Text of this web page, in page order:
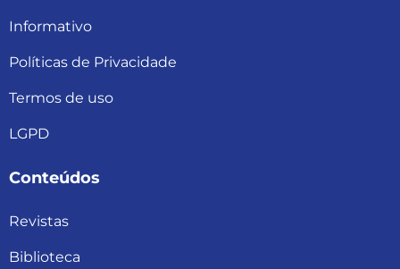
Informativo
Políticas de Privacidade
Termos de uso
LGPD
Conteúdos
Revistas
Biblioteca